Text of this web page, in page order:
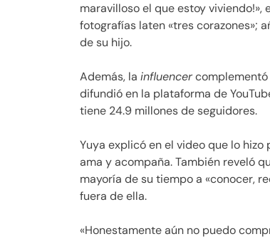
maravilloso el que estoy
fotografías laten «tres corazones»;
de su hijo.
Además, la influencercomplementó
difundió en la plataforma de
tiene 24.9 millones de seguidores.
Yuya explicó en el video que lo
ama y acompaña. También reveló
mayoría de su tiempo a «conocer,
fuera de ella.
«Honestamente aún no puedo